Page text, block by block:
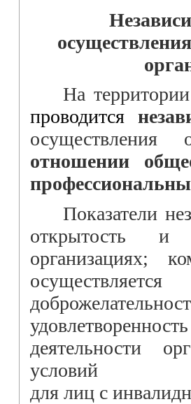
На
проводится
осуществления
отношении
Показатели
открытость и
организациях;
деятельности
условий
для лиц с